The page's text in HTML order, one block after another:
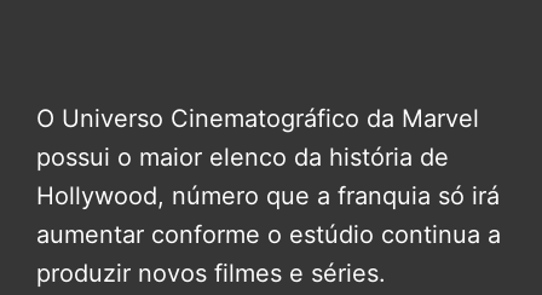
O Universo Cinematográfico da Marvel
possui o maior elenco da história de
Hollywood, número que a franquia só irá
aumentar conforme o estúdio continua a
produzir novos filmes e séries.